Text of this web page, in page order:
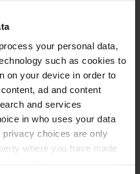
process your personal data,
such as cookies to
on your device in order to
ad and content
and services
in who uses your data
privacy choices are only
where you have made
est installé
restaurant
le camping.
sentiers de
cyclables
camping.
venu ici ?